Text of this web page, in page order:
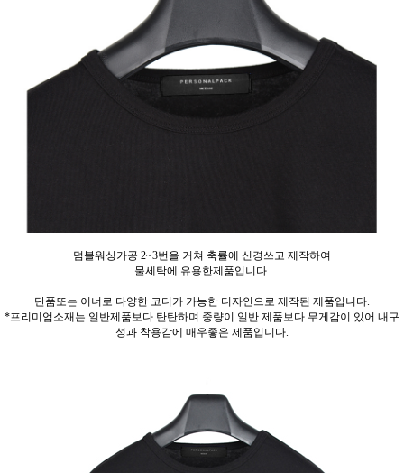
덤블워싱가공 2~3번을 거쳐 축률에 신경쓰고 제작하여
물세탁에 유용한제품입니다.
단품또는 이너로 다양한 코디가 가능한 디자인으로 제작된 제품입니다.
*프리미엄소재는 일반제품보다 탄탄하며 중량이 일반 제품보다 무게감이 있어 내구
성과 착용감에 매우좋은 제품입니다.